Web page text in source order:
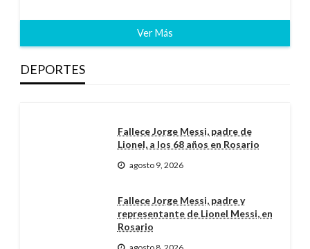
Ver Más
DEPORTES
Fallece Jorge Messi, padre de
Lionel, a los 68 años en Rosario
agosto 9, 2026
Fallece Jorge Messi, padre y
representante de Lionel Messi, en
Rosario